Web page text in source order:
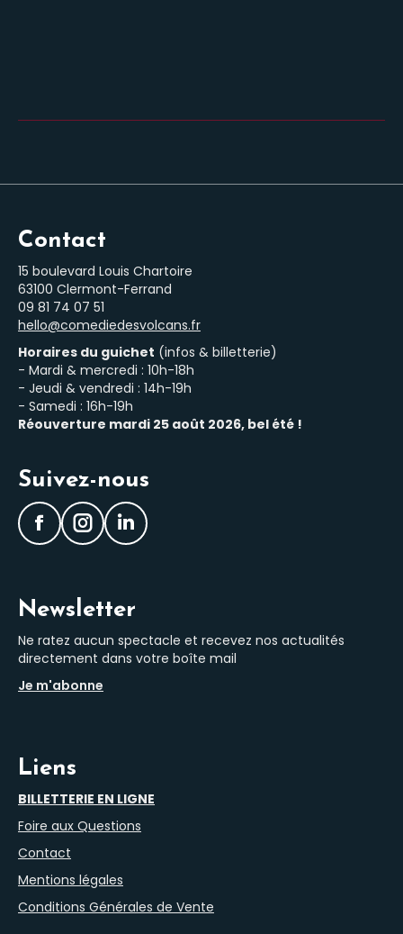
Contact
15 boulevard Louis Chartoire
63100 Clermont-Ferrand
‭09 81 74 07 51‬
hello@comediedesvolcans.fr
Horaires du guichet (infos & billetterie)
- Mardi & mercredi : 10h-18h
- Jeudi & vendredi : 14h-19h
- Samedi : 16h-19h
Réouverture mardi 25 août 2026, bel été !
Suivez-nous
Facebook
InstagramLinkedIn
Newsletter
Ne ratez aucun spectacle et recevez nos actualités
directement dans votre boîte mail
Je m'abonne
Liens
BILLETTERIE EN LIGNE
Foire aux Questions
Contact
Mentions légales
Conditions Générales de Vente